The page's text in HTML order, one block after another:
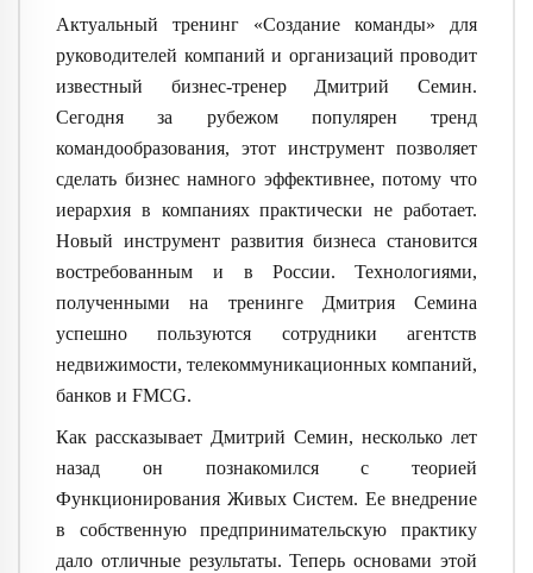
Актуальный тренинг «Создание команды» для
руководителей компаний и организаций проводит
известный бизнес-тренер Дмитрий Семин.
Сегодня за рубежом популярен тренд
командообразования, этот инструмент позволяет
сделать бизнес намного эффективнее, потому что
иерархия в компаниях практически не работает.
Новый инструмент развития бизнеса становится
востребованным и в России.
Технологиями,
полученными на тренинге Дмитрия Семина
успешно пользуются сотрудники агентств
недвижимости, телекоммуникационных компаний,
банков и FMCG.
Как рассказывает Дмитрий Семин, несколько лет
назад он познакомился с теорией
Функционирования Живых Систем. Ее внедрение
в собственную предпринимательскую практику
дало отличные результаты. Теперь основами этой